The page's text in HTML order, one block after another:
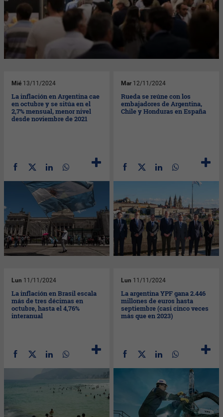
Mié 13/11/2024
La inflación en Argentina cae
en octubre y se sitúa en el
2,7% mensual, menor nivel
desde noviembre de 2021
Mar 12/11/2024
Rueda se reúne con los
embajadores de Argentina,
Chile y Honduras en España
Lun 11/11/2024
La inflación en Brasil escala
más de tres décimas en
octubre, hasta el 4,76%
interanual
Lun 11/11/2024
La argentina YPF gana 2.446
millones de euros hasta
septiembre (casi cinco veces
más que en 2023)